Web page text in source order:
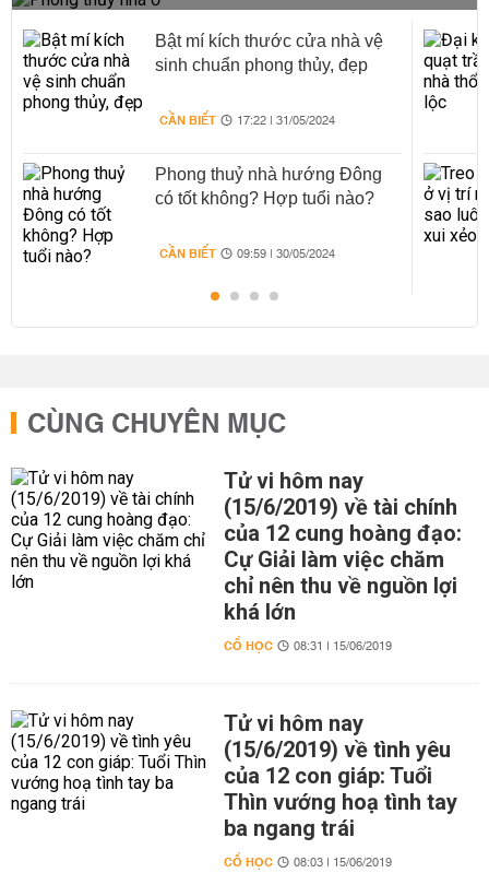
Bật mí kích thước cửa nhà vệ
sinh chuẩn phong thủy, đẹp
CẦN BIẾT 17:22 | 31/05/2024
Phong thuỷ nhà hướng Đông
có tốt không? Hợp tuổi nào?
CẦN BIẾT 09:59 | 30/05/2024
CÙNG CHUYÊN MỤC
Tử vi hôm nay
(15/6/2019) về tài chính
của 12 cung hoàng đạo:
Cự Giải làm việc chăm
chỉ nên thu về nguồn lợi
khá lớn
CỔ HỌC 08:31 | 15/06/2019
Tử vi hôm nay
(15/6/2019) về tình yêu
của 12 con giáp: Tuổi
Thìn vướng hoạ tình tay
ba ngang trái
CỔ HỌC 08:03 | 15/06/2019